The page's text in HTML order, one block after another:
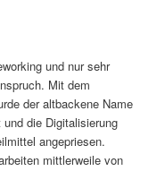
und nur sehr
Mit dem
der altbackene Name
und die Digitalisierung
angepriesen.
mittlerweile von